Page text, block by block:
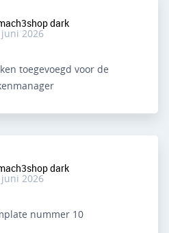
2026
toegevoegd voor de
2026
nummer 10